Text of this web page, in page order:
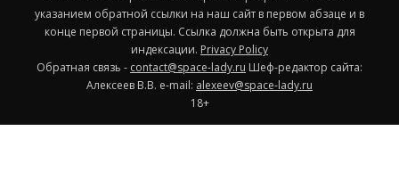
указанием обратной ссылки на наш сайт в первом абзаце и в
конце первой страницы. Ссылка должна быть открыта для
индексации. Privacy Policy
Обратная связь - contact@space-lady.ru Шеф-редактор сайта:
Алексеев В.В. e-mail: alexeev@space-lady.ru
18+